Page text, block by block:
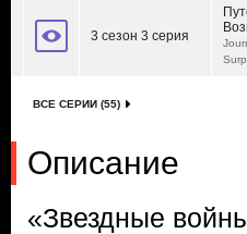
3 сезон 3 серия
ВСЕ СЕРИИ (55)
Описание
«Звездные